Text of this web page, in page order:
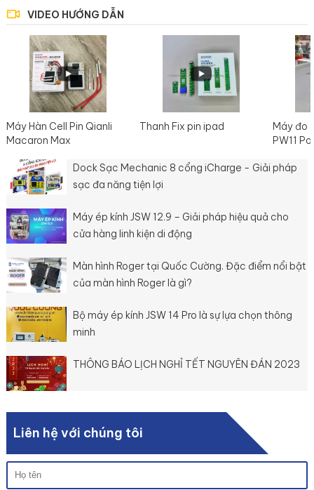
VIDEO HƯỚNG DẪN
Máy Hàn Cell Pin Qianli
Macaron Max
Thanh Fix pin ipad
Máy đo
PW11
Dock Sạc Mechanic 8 cổng iCharge - Giải pháp
sạc đa năng tiện lợi
Máy ép kính JSW 12.9 – Giải pháp hiệu quả cho
cửa hàng linh kiện di động
Màn hình Roger tại Quốc Cường. Đặc điểm nổi bật
của màn hình Roger là gì?
Bộ máy ép kính JSW 14 Pro là sự lựa chọn thông
minh
THÔNG BÁO LỊCH NGHỈ TẾT NGUYÊN ĐÁN 2023
Liên hệ với chúng tôi